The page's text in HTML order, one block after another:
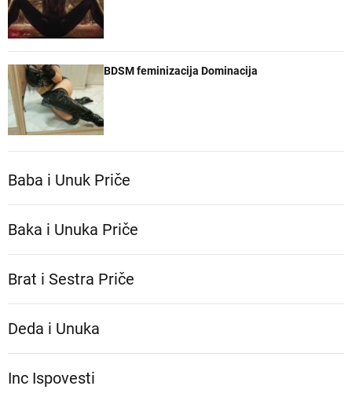
BDSM feminizacija Dominacija
Baba i Unuk Priče
Baka i Unuka Pričе
Brat i Sestra Priče
Deda i Unuka
Inc Ispovesti